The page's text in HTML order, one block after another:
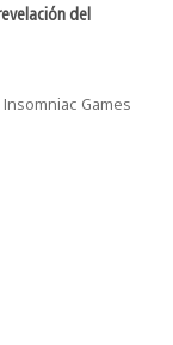
del
Games